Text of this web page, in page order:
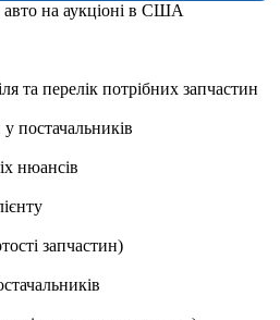
авто на аукціоні в США
та перелік потрібних запчастин
постачальників
нюансів
запчастин)